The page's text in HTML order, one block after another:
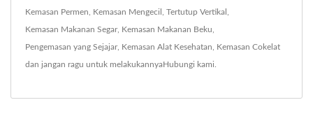
Kemasan Permen Kemasan Mengecil Tertutup Vertikal
Kemasan Makanan Segar, Kemasan Makanan Beku
Pengemasan yang Sejajar, Kemasan Alat Kesehatan Kemasan Cokelat
dan jangan ragu untuk melakukannyaHubungi kami